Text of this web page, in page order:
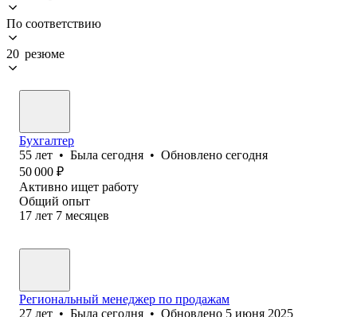
По соответствию
20 резюме
Бухгалтер
55 лет • Была сегодня • Обновлено сегодня
50 000 ₽
Активно ищет работу
Общий опыт
17 лет 7 месяцев
Региональный менеджер по продажам
27 лет • Была сегодня • Обновлено 5 июня 2025